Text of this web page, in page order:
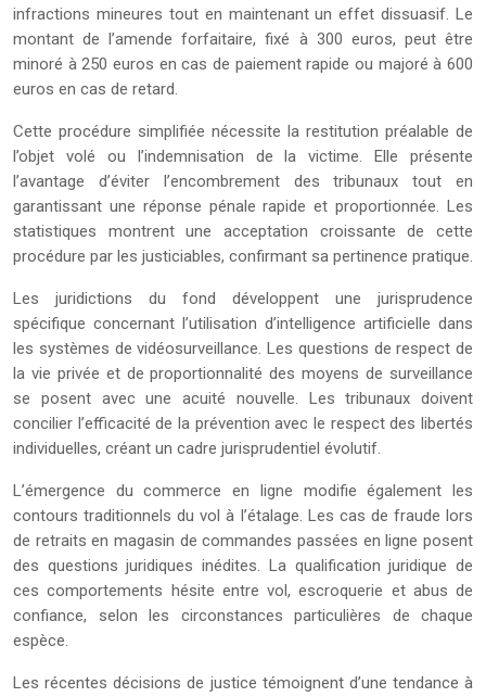
infractions mineures tout en maintenant un effet dissuasif. Le
montant de l’amende forfaitaire, fixé à 300 euros, peut être
minoré à 250 euros en cas de paiement rapide ou majoré à 600
euros en cas de retard.
Cette procédure simplifiée nécessite la restitution préalable de
l’objet volé ou l’indemnisation de la victime. Elle présente
l’avantage d’éviter l’encombrement des tribunaux tout en
garantissant une réponse pénale rapide et proportionnée. Les
statistiques montrent une acceptation croissante de cette
procédure par les justiciables, confirmant sa pertinence pratique.
Les juridictions du fond développent une jurisprudence
spécifique concernant l’utilisation d’intelligence artificielle dans
les systèmes de vidéosurveillance. Les questions de respect de
la vie privée et de proportionnalité des moyens de surveillance
se posent avec une acuité nouvelle. Les tribunaux doivent
concilier l’efficacité de la prévention avec le respect des libertés
individuelles, créant un cadre jurisprudentiel évolutif.
L’émergence du commerce en ligne modifie également les
contours traditionnels du vol à l’étalage. Les cas de fraude lors
de retraits en magasin de commandes passées en ligne posent
des questions juridiques inédites. La qualification juridique de
ces comportements hésite entre vol, escroquerie et abus de
confiance, selon les circonstances particulières de chaque
espèce.
Les récentes décisions de justice témoignent d’une tendance à